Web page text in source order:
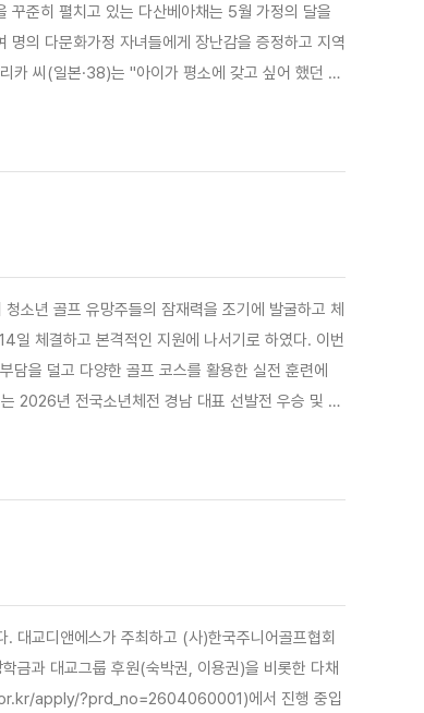
준히 펼치고 있는 다산베아채는 5월 가정의 달을
의 다문화가정 자녀들에게 장난감을 증정하고 지역
카 씨(일본·38)는 "아이가 평소에 갖고 싶어 했던 귀
소년 골프 유망주들의 잠재력을 조기에 발굴하고 체
일 체결하고 본격적인 지원에 나서기로 하였다. 이번
담을 덜고 다양한 골프 코스를 활용한 실전 훈련에
대교디앤에스가 주최하고 (사)한국주니어골프협회
금과 대교그룹 후원(숙박권, 이용권)을 비롯한 다채
apply/?prd_no=2604060001)에서 진행 중입